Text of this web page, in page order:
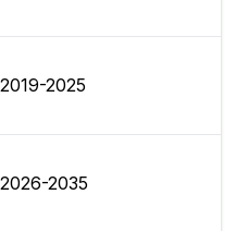
2019-2025
2026-2035